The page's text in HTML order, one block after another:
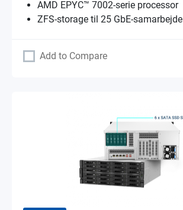
AMD EPYC™ 7002-serie processor
ZFS-storage til 25 GbE-samarbejde
Add to Compare